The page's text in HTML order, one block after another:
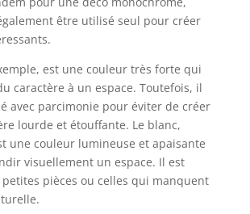
être utilisé seul pour créer
est une couleur très forte qui
caractère à un espace. Toutefois, il
avec parcimonie pour éviter de créer
lourde et étouffante. Le blanc,
une couleur lumineuse et apaisante
visuellement un espace. Il est
pièces ou celles qui manquent